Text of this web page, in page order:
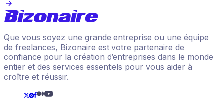
Que vous soyez une grande entreprise ou une équipe
de freelances, Bizonaire est votre partenaire de
confiance pour la création d’entreprises dans le monde
entier et des services essentiels pour vous aider à
croître et réussir.